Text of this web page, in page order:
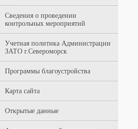
Сведения о проведении
контрольных мероприятий
Учетная политика Администрации
ЗАТО г.Североморск
Программы благоустройства
Карта сайта
Открытые данные